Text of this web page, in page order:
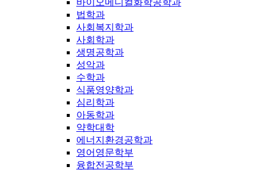
바이오메디컬화학공학과
법학과
사회복지학과
사회학과
생명공학과
성악과
수학과
식품영양학과
심리학과
아동학과
약학대학
에너지환경공학과
영어영문학부
융합전공학부